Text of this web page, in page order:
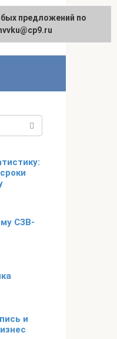
English
СЗВ-
и
предложений по